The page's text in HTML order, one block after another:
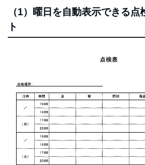
（1）曜日を自動表示できる点
ト